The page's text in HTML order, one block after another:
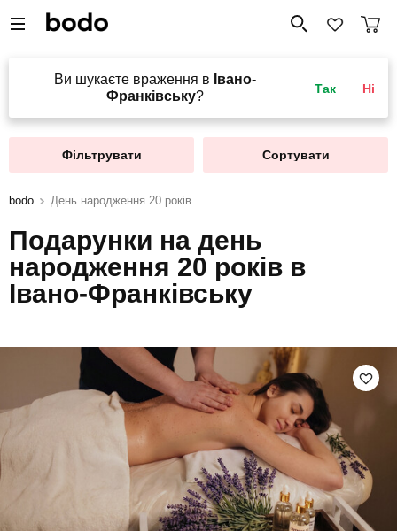
Ви шукаєте враження в Івано-
Франківську?
Так Ні
Фільтрувати Сортувати
bodo День народження 20 років
Подарунки на день
народження 20 років в
Івано-Франківську